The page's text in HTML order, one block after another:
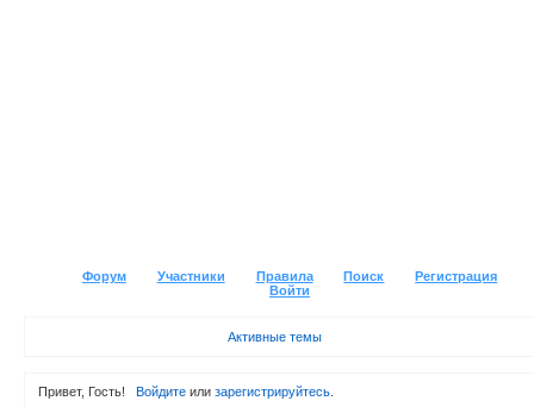
Форум Участники Правила Поиск
Регистрация
Войти
Активные темы
Привет, Гость! Войдитеили зарегистрируйтесь.